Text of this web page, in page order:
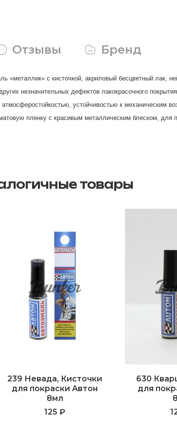
Отзывы Бренд
с кисточкой, акриловый бесцветный лак,
незначительных дефектов лакокрасочного
устойчивостью к механическим
пленку с красивым металлическим блеском, для
товары
239 Невада, Кисточки
для покраски Автон
8мл
125 ₽
630
для